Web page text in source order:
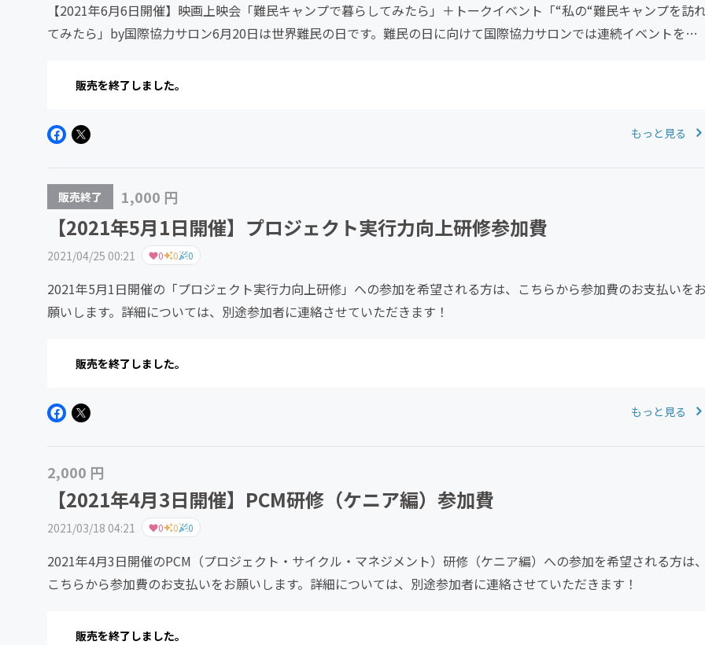
【2021年6月6日開催】映画上映会「難民キャンプで暮らしてみたら」＋トークイベント「“私の“難民キャンプを訪
てみたら」by国際協力サロン6月20日は世界難民の日です。難民の日に向けて国際協力サロンでは連続イベントを企
販売を終了しました。
もっと見る
販売終了 1,000 円
【2021年5月1日開催】プロジェクト実行力向上研修参加費
2021/04/25 00:21 0 0 0
2021年5月1日開催の「プロジェクト実行力向上研修」への参加を希望される方は、こちらから参加費のお支払いを
願いします。詳細については、別途参加者に連絡させていただきます！
販売を終了しました。
もっと見る
2,000 円
【2021年4月3日開催】PCM研修（ケニア編）参加費
2021/03/18 04:21 0 0 0
2021年4月3日開催のPCM（プロジェクト・サイクル・マネジメント）研修（ケニア編）への参加を希望される方は
こちらから参加費のお支払いをお願いします。詳細については、別途参加者に連絡させていただきます！
販売を終了しました。